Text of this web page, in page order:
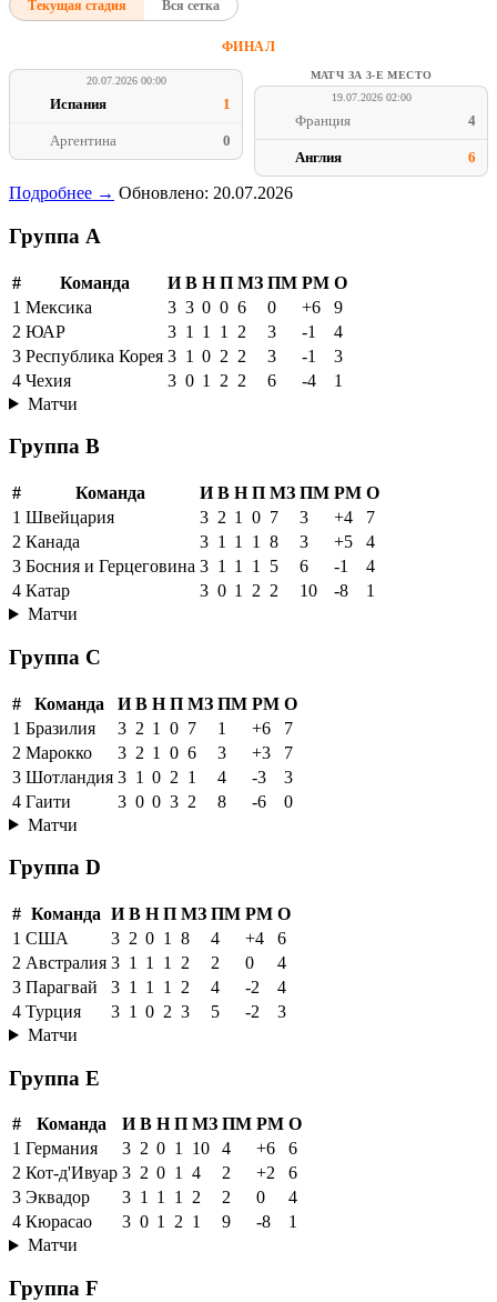
Текущая стадия Вся сетка
ФИНАЛ
20.07.2026 00:00
Испания 1
Аргентина 0
МАТЧ ЗА 3-Е МЕСТО
19.07.2026 02:00
Франция 4
Англия 6
Подробнее → Обновлено: 20.07.2026
Группа A
# Команда И В Н П МЗ ПМ РМ О
1 Мексика 3 3 0 0 6 0 +6
9
2 ЮАР 3 1 1 1 2 3 -1
4
3 Республика Корея 3 1 0 2 2 3 -1
3
4 Чехия 3 0 1 2 2 6 -4
1
Матчи
Группа B
# Команда И В Н П МЗ ПМ РМ О
1 Швейцария 3 2 1 0 7 3 +4
7
2 Канада 3 1 1 1 8 3 +5
4
3 Босния и Герцеговина 3 1 1 1 5 6 -1
4
4 Катар 3 0 1 2 2 10 -8
1
Матчи
Группа C
# Команда И В Н П МЗ ПМ РМ О
1 Бразилия 3 2 1 0 7 1 +6
7
2 Марокко 3 2 1 0 6 3 +3
7
3 Шотландия 3 1 0 2 1 4 -3
3
4 Гаити 3 0 0 3 2 8 -6
0
Матчи
Группа D
# Команда И В Н П МЗ ПМ РМ О
1 США 3 2 0 1 8 4 +4
6
2 Австралия 3 1 1 1 2 2 0
4
3 Парагвай 3 1 1 1 2 4 -2
4
4 Турция 3 1 0 2 3 5 -2
3
Матчи
Группа E
# Команда И В Н П МЗ ПМ РМ О
1 Германия 3 2 0 1 10 4 +6
6
2 Кот-д'Ивуар 3 2 0 1 4 2 +2
6
3 Эквадор 3 1 1 1 2 2 0
4
4 Кюрасао 3 0 1 2 1 9 -8
1
Матчи
Группа F